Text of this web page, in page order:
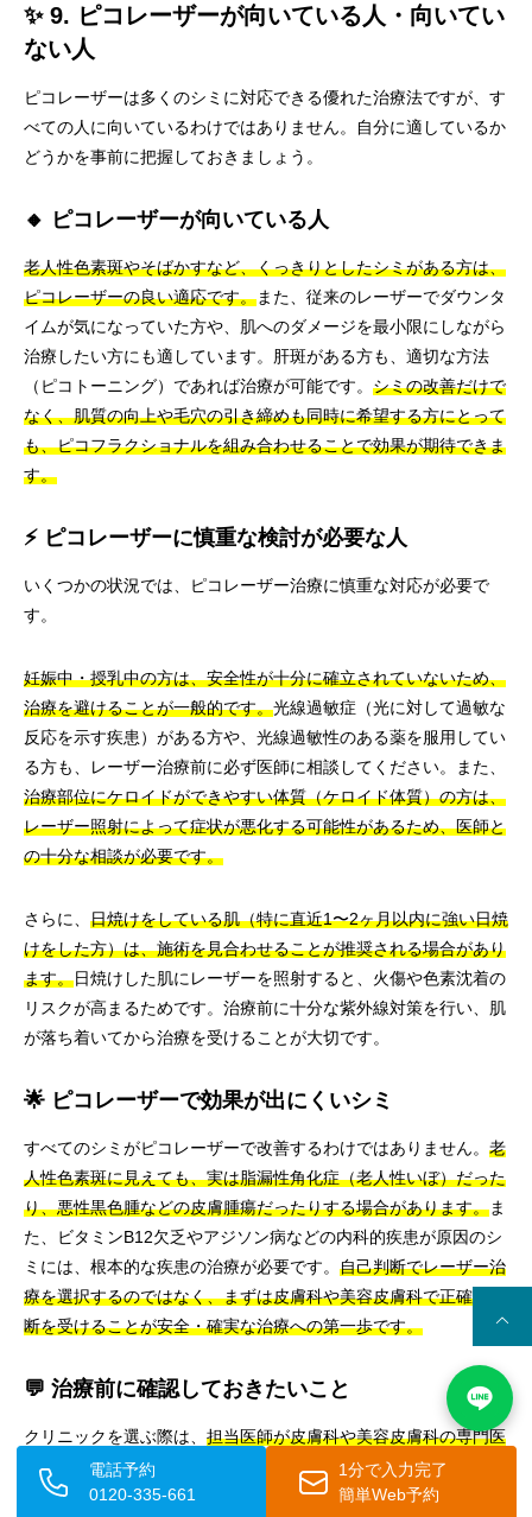
✨ 9. ピコレーザーが向いている人・向いてい
ない人
ピコレーザーは多くのシミに対応できる優れた治療法ですが、す
べての人に向いているわけではありません。自分に適しているか
どうかを事前に把握しておきましょう。
🔸 ピコレーザーが向いている人
老人性色素斑やそばかすなど、くっきりとしたシミがある方は、
ピコレーザーの良い適応です。また、従来のレーザーでダウンタ
イムが気になっていた方や、肌へのダメージを最小限にしながら
治療したい方にも適しています。肝斑がある方も、適切な方法
（ピコトーニング）であれば治療が可能です。 シミの改善だけで
なく、肌質の向上や毛穴の引き締めも同時に希望する方にとって
も、ピコフラクショナルを組み合わせることで効果が期待できま
す。
⚡ ピコレーザーに慎重な検討が必要な人
いくつかの状況では、ピコレーザー治療に慎重な対応が必要で
す。
妊娠中・授乳中の方は、安全性が十分に確立されていないため、
治療を避けることが一般的です。光線過敏症（光に対して過敏な
反応を示す疾患）がある方や、光線過敏性のある薬を服用してい
る方も、レーザー治療前に必ず医師に相談してください。また、
治療部位にケロイドができやすい体質（ケロイド体質）の方は、
レーザー照射によって症状が悪化する可能性があるため、医師と
の十分な相談が必要です。
さらに、 日焼けをしている肌（特に直近1〜2ヶ月以内に強い日焼
けをした方）は、施術を見合わせることが推奨される場合があり
ます。日焼けした肌にレーザーを照射すると、火傷や色素沈着の
リスクが高まるためです。治療前に十分な紫外線対策を行い、肌
が落ち着いてから治療を受けることが大切です。
🌟 ピコレーザーで効果が出にくいシミ
すべてのシミがピコレーザーで改善するわけではありません。 老
人性色素斑に見えても、実は脂漏性角化症（老人性いぼ）だった
り、悪性黒色腫などの皮膚腫瘍だったりする場合があります。ま
た、ビタミンB12欠乏やアジソン病などの内科的疾患が原因のシ
ミには、根本的な疾患の治療が必要です。 自己判断でレーザー治
療を選択するのではなく、まずは皮膚科や美容皮膚科で正確な診
断を受けることが安全・確実な治療への第一歩です。
💬 治療前に確認しておきたいこと
クリニックを選ぶ際は、 担当医師が皮膚科や美容皮膚科の専門医
であるかどうか、カウンセリングが丁寧に行われているか、使用
機器について十分な説明があるかなどを確認することをお勧めし
電話予約
0120-335-661
1分で入力完了
簡単Web予約